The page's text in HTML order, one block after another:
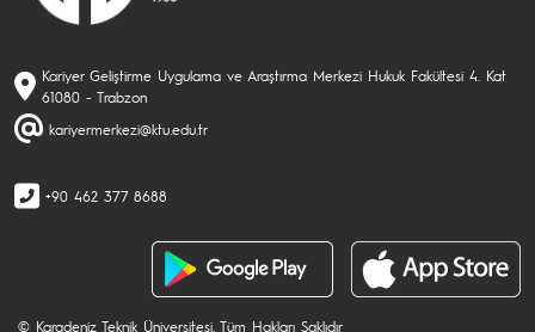
Kariyer Geliştirme Uygulama ve Araştırma Merkezi Hukuk Fakültesi 4. Kat
61080 - Trabzon
kariyermerkezi@ktu.edu.tr
+90 462 377 8688
© Karadeniz Teknik Üniversitesi. Tüm Hakları Saklıdır